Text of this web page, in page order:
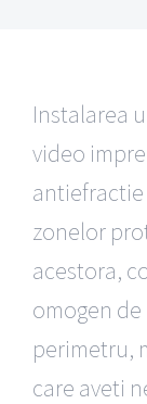
Instalarea
video
zonelor
acestora,
omogen
perimetru,
care aveti